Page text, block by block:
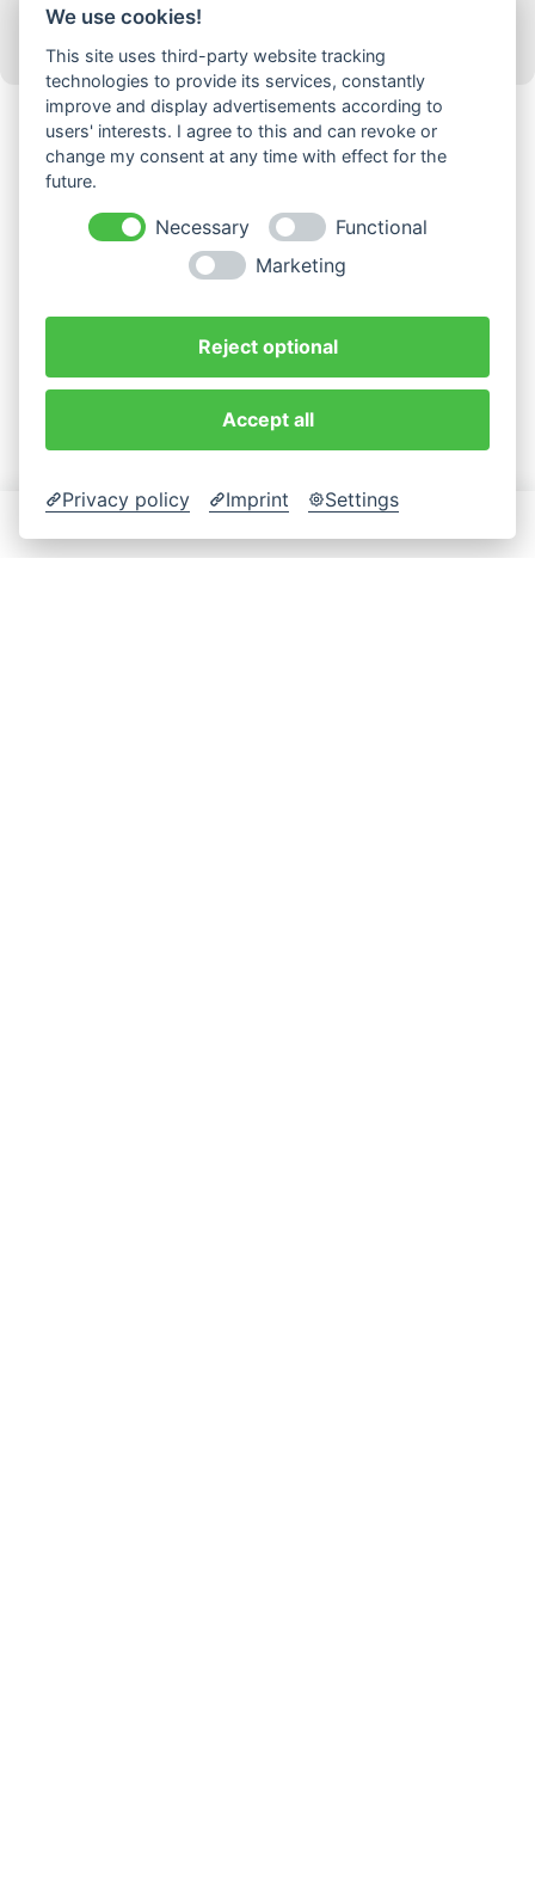
Mit Salat & Soße + Pommes + 0.33l Softgetränk
15,00 €
We use cookies!
This site uses third-party website tracking
technologies to provide its services, constantly
improve and display advertisements according to
users' interests. I agree to this and can revoke or
change my consent at any time with effect for the
future.
Necessary
Functional
Marketing
Reject optional
Accept all
Privacy policy Imprint Settings